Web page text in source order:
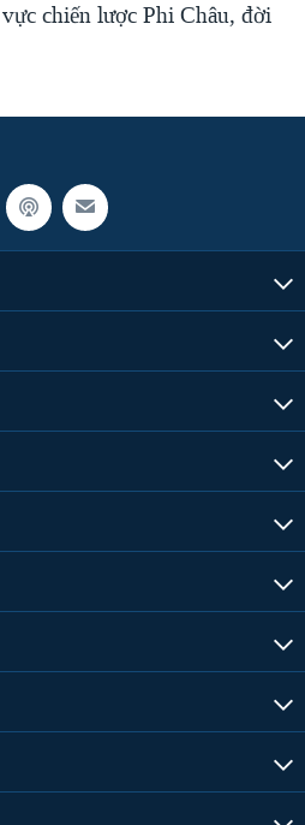
chiến lược Phi Châu, đời